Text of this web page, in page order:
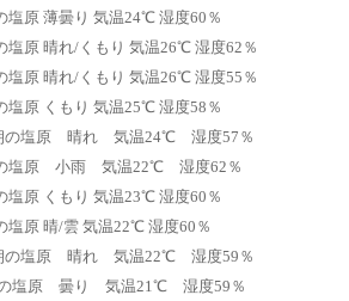
塩原 薄曇り 気温24℃ 湿度60％
塩原 晴れ/くもり 気温26℃ 湿度62％
塩原 晴れ/くもり 気温26℃ 湿度55％
塩原 くもり 気温25℃ 湿度58％
の塩原 晴れ 気温24℃ 湿度57％
の塩原 小雨 気温22℃ 湿度62％
塩原 くもり 気温23℃ 湿度60％
塩原 晴/雲 気温22℃ 湿度60％
の塩原 晴れ 気温22℃ 湿度59％
塩原 曇り 気温21℃ 湿度59％